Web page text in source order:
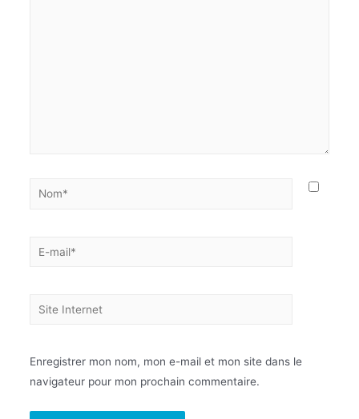
Enregistrer mon nom, mon e-mail et mon site dans le
navigateur pour mon prochain commentaire.